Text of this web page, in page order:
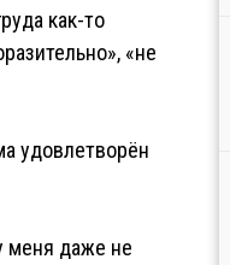
как-то
«не
удовлетворён
меня даже не